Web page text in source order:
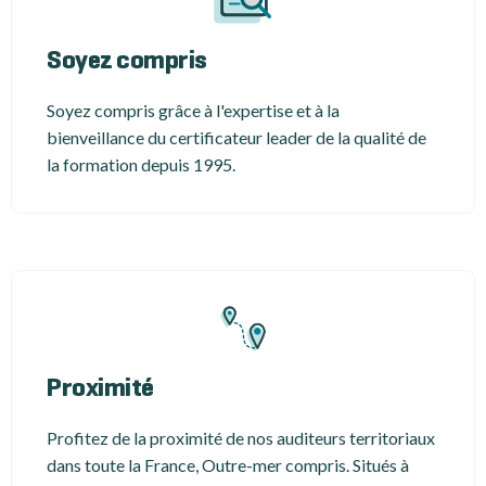
Soyez compris
Soyez compris grâce à l'expertise et à la
bienveillance du certificateur leader de la qualité de
la formation depuis 1995.
Proximité
Profitez de la proximité de nos auditeurs territoriaux
dans toute la France, Outre-mer compris. Situés à